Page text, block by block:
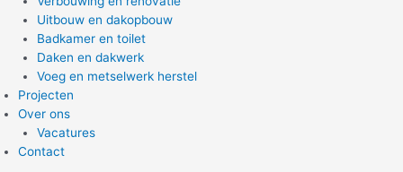
Uitbouw en dakopbouw
Badkamer en toilet
Daken en dakwerk
Voeg en metselwerk herstel
Projecten
Over ons
Vacatures
Contact